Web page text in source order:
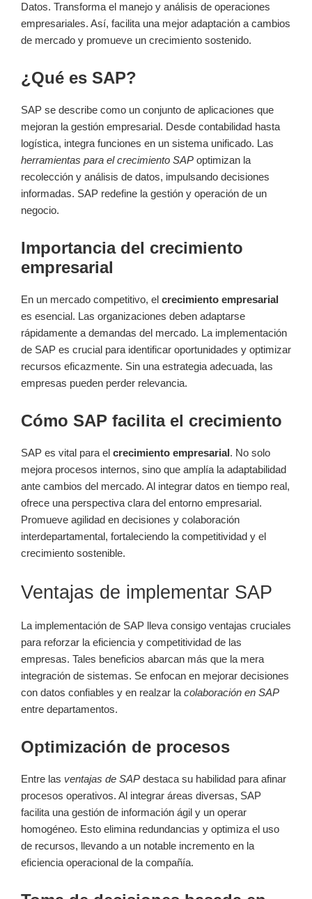
Datos. Transforma el manejo y análisis de operaciones
empresariales. Así, facilita una mejor adaptación a cambios
de mercado y promueve un crecimiento sostenido.
¿Qué es SAP?
SAP se describe como un conjunto de aplicaciones que
mejoran la gestión empresarial. Desde contabilidad hasta
logística, integra funciones en un sistema unificado. Las
herramientas para el crecimiento SAP optimizan la
recolección y análisis de datos, impulsando decisiones
informadas. SAP redefine la gestión y operación de un
negocio.
Importancia del crecimiento
empresarial
En un mercado competitivo, el crecimiento empresarial
es esencial. Las organizaciones deben adaptarse
rápidamente a demandas del mercado. La implementación
de SAP es crucial para identificar oportunidades y optimizar
recursos eficazmente. Sin una estrategia adecuada, las
empresas pueden perder relevancia.
Cómo SAP facilita el crecimiento
SAP es vital para el crecimiento empresarial. No solo
mejora procesos internos, sino que amplía la adaptabilidad
ante cambios del mercado. Al integrar datos en tiempo real,
ofrece una perspectiva clara del entorno empresarial.
Promueve agilidad en decisiones y colaboración
interdepartamental, fortaleciendo la competitividad y el
crecimiento sostenible.
Ventajas de implementar SAP
La implementación de SAP lleva consigo ventajas cruciales
para reforzar la eficiencia y competitividad de las
empresas. Tales beneficios abarcan más que la mera
integración de sistemas. Se enfocan en mejorar decisiones
con datos confiables y en realzar la colaboración en SAP
entre departamentos.
Optimización de procesos
Entre las ventajas de SAP destaca su habilidad para afinar
procesos operativos. Al integrar áreas diversas, SAP
facilita una gestión de información ágil y un operar
homogéneo. Esto elimina redundancias y optimiza el uso
de recursos, llevando a un notable incremento en la
eficiencia operacional de la compañía.